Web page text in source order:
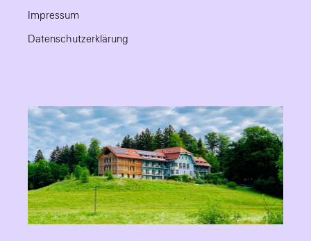
Impressum
Datenschutzerklärung